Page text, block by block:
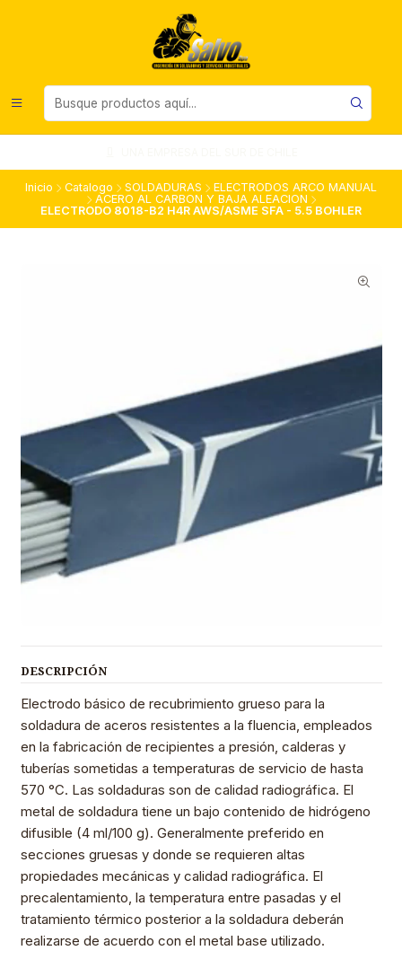
Inicio Catalogo SOLDADURAS
ELECTRODOS ARCO MANUAL
ACERO AL CARBON Y BAJA ALEACION
ELECTRODO 8018-B2 H4R AWS/ASME SFA - 5.5 BOHLER
DESCRIPCIÓN
Electrodo básico de recubrimiento grueso para la
soldadura de aceros resistentes a la fluencia, empleados
en la fabricación de recipientes a presión, calderas y
tuberías sometidas a temperaturas de servicio de hasta
570 °C. Las soldaduras son de calidad radiográfica. El
metal de soldadura tiene un bajo contenido de hidrógeno
difusible (4 ml/100 g). Generalmente preferido en
secciones gruesas y donde se requieren altas
propiedades mecánicas y calidad radiográfica. El
precalentamiento, la temperatura entre pasadas y el
tratamiento térmico posterior a la soldadura deberán
realizarse de acuerdo con el metal base utilizado.